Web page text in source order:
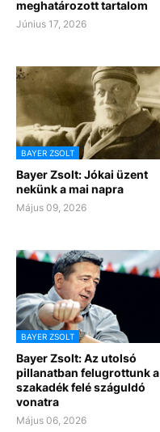
meghatározott tartalom
Június 17, 2026
BAYER ZSOLT
Bayer Zsolt: Jókai üzent
nekünk a mai napra
Május 09, 2026
BAYER ZSOLT
Bayer Zsolt: Az utolsó
pillanatban felugrottunk a
szakadék felé száguldó
vonatra
Május 06, 2026